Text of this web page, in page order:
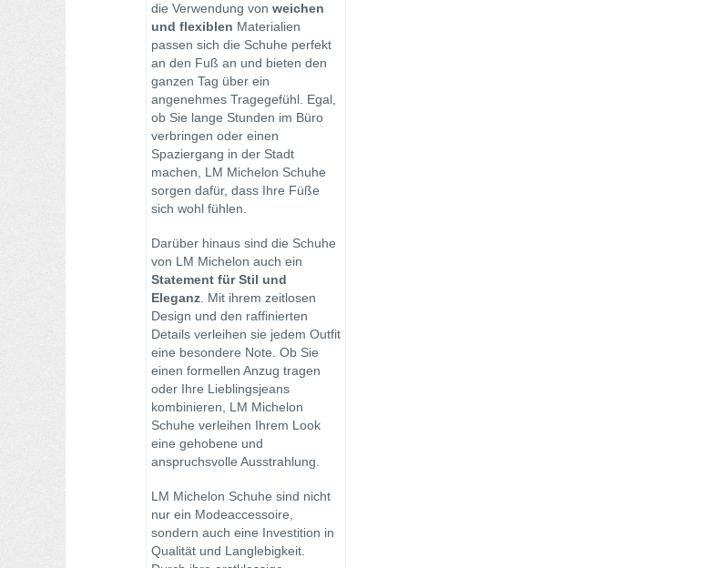
die Verwendung von weichen
und flexiblen Materialien
passen sich die Schuhe perfekt
an den Fuß an und bieten den
ganzen Tag über ein
angenehmes Tragegefühl. Egal,
ob Sie lange Stunden im Büro
verbringen oder einen
Spaziergang in der Stadt
machen, LM Michelon Schuhe
sorgen dafür, dass Ihre Füße
sich wohl fühlen.
Darüber hinaus sind die Schuhe
von LM Michelon auch ein
Statement für Stil und
Eleganz . Mit ihrem zeitlosen
Design und den raffinierten
Details verleihen sie jedem Outfit
eine besondere Note. Ob Sie
einen formellen Anzug tragen
oder Ihre Lieblingsjeans
kombinieren, LM Michelon
Schuhe verleihen Ihrem Look
eine gehobene und
anspruchsvolle Ausstrahlung.
LM Michelon Schuhe sind nicht
nur ein Modeaccessoire,
sondern auch eine Investition in
Qualität und Langlebigkeit.